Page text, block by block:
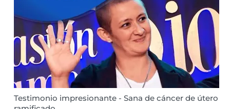
Testimonio impresionante - Sana de cáncer de útero